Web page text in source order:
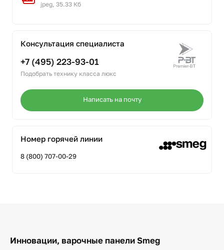
jpeg, 35.33 Кб
Консультация специалиста
+7 (495) 223-93-01
Подобрать технику класса люкс
Написать на почту
Номер горячей линии
8 (800) 707-00-29
Инновации, варочные панели Smeg